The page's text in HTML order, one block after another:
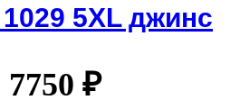
5XL джинс
7750 ₽